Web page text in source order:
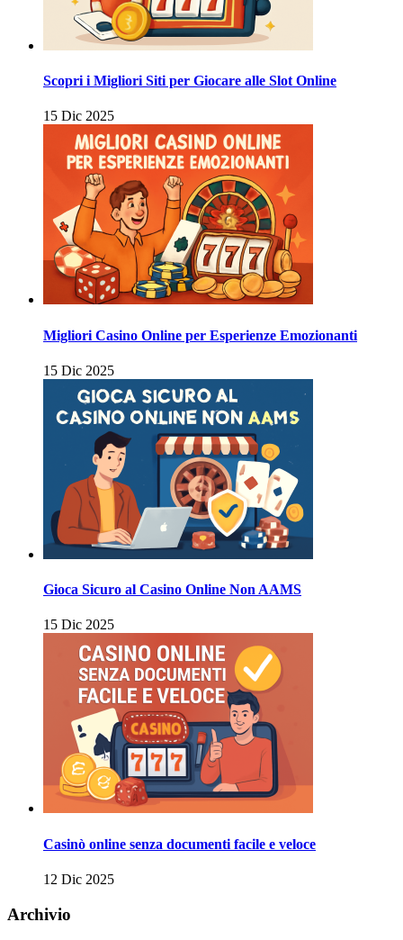
Scopri i Migliori Siti per Giocare alle Slot Online
15 Dic 2025
Migliori Casino Online per Esperienze Emozionanti
15 Dic 2025
Gioca Sicuro al Casino Online Non AAMS
15 Dic 2025
Casinò online senza documenti facile e veloce
12 Dic 2025
Archivio